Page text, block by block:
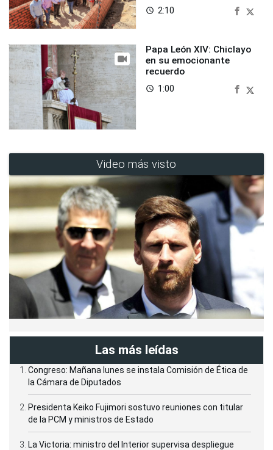
access_time 2:10
Papa León XIV: Chiclayo
en su emocionante
recuerdo
access_time 1:00
Video más visto
Las más leídas
Congreso: Mañana lunes se instala Comisión de Ética de
la Cámara de Diputados
Presidenta Keiko Fujimori sostuvo reuniones con titular
de la PCM y ministros de Estado
La Victoria: ministro del Interior supervisa despliegue